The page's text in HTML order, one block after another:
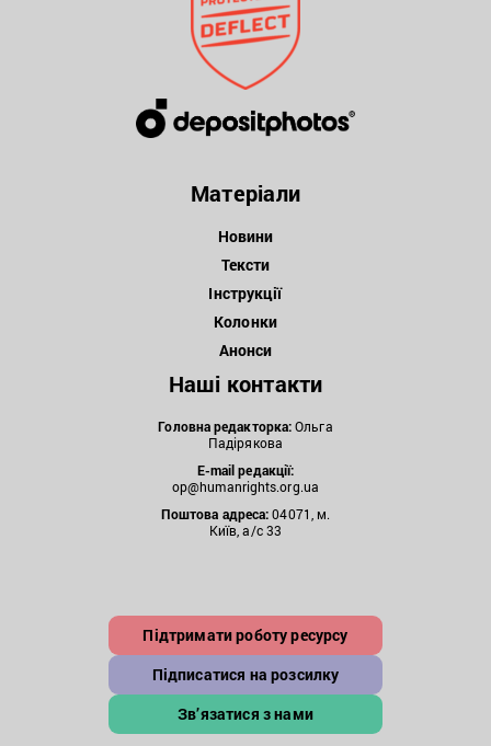
Матеріали
Новини
Тексти
Інструкції
Колонки
Анонси
Наші контакти
Головна редакторка:Ольга
Падірякова
E-mail редакції:
op@humanrights.org.ua
Поштова адреса:04071, м.
Київ, а/с 33
Підтримати роботу ресурсу
Підписатися на розсилку
Зв’язатися з нами